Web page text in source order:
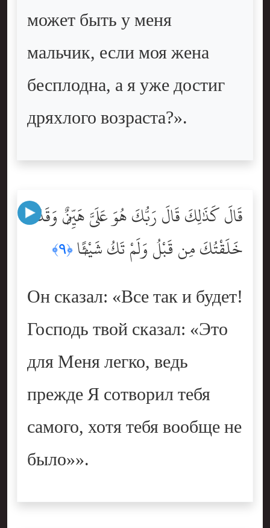
может быть у меня
мальчик, если моя жена
бесплодна, а я уже достиг
дряхлого возраста?».
قَالَ كَذَٰلِكَ قَالَ رَبُّكَ هُوَ عَلَىَّ هَيِّنٌۭ وَقَدْ
خَلَقْتُكَ مِن قَبْلُ وَلَمْ تَكُ شَيْـًۭٔا ﴿٩﴾
Он сказал: «Все так и будет!
Господь твой сказал: «Это
для Меня легко, ведь
прежде Я сотворил тебя
самого, хотя тебя вообще не
было»».